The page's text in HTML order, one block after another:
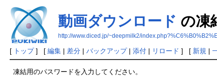
動画ダウンロード の凍
http://www.diced.jp/~deepmilk2/
[ トップ] [ 編集| 差分| バックアップ| 添付| リロード ] [ 新規 |
凍結用のパスワードを入力してください。